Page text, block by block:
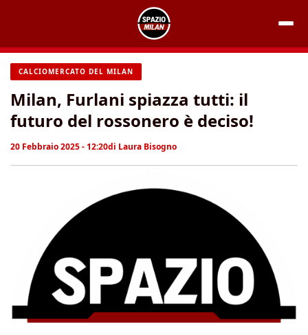
contenuto
CALCIOMERCATO DEL MILAN
Milan, Furlani spiazza tutti: il
futuro del rossonero è deciso!
20 Febbraio 2025 - 12:20di Laura Bisogno